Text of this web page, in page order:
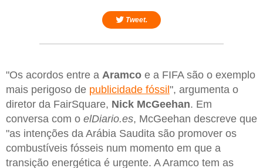
Tweet.
"Os acordos entre a Aramco e a FIFA são o exemplo
mais perigoso de publicidade fóssil", argumenta o
diretor da FairSquare, Nick McGeehan. Em
conversa com o elDiario.es, McGeehan descreve que
"as intenções da Arábia Saudita são promover os
combustíveis fósseis num momento em que a
transição energética é urgente. A Aramco tem as